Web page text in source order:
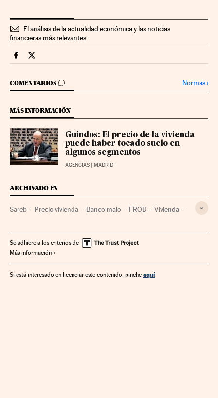
El análisis de la actualidad económica y las noticias
financieras más relevantes
Economia Cinco Días en Facebook
Economia Cinco Días en Twitter
COMENTARIOS
IR A LOS COMENTARIOS Normas›
MÁS INFORMACIÓN
Guindos: El precio de la vivienda
puede haber tocado suelo en
algunos segmentos
AGENCIAS | MADRID
ARCHIVADO EN
Sareb Precio vivienda Banco malo FROB Vivienda
Organismos financieros Política bancaria
Se adhiere a los criterios de
Más información
Si está interesado en licenciar este contenido, pinche aquí